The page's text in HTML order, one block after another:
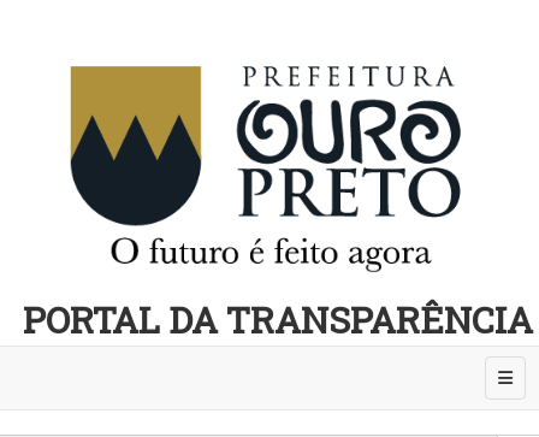
PORTAL DA TRANSPARÊNCIA